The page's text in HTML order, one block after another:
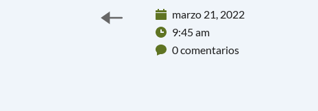
marzo 21, 2022
9:45 am
0 comentarios